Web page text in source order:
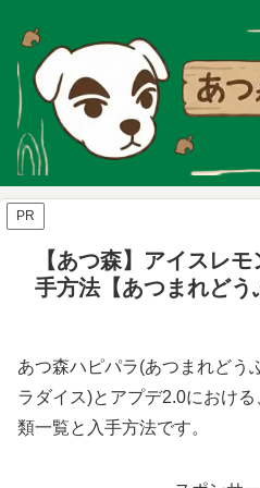
PR
【あつ森】アイスレ
手方法【あつまれどう
あつ森ハピパラ(あつまれどう
ラダイス)とアプデ2.0におけ
類一覧と入手方法です。